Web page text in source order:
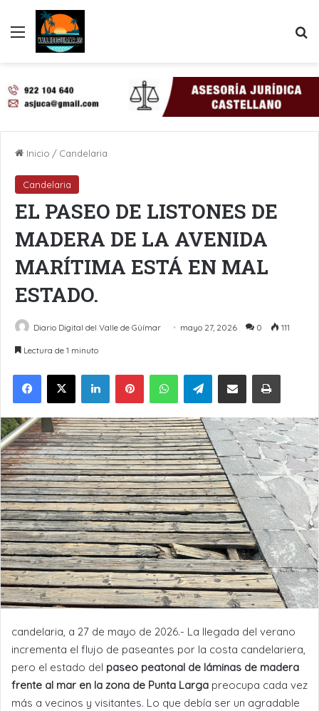
Menú
Inicio / Candelaria
Candelaria
EL PASEO DE LISTONES DE
MADERA DE LA AVENIDA
MARÍTIMA ESTÁ EN MAL
ESTADO.
Diario Digital del Valle de Güímar mayo 27, 2026 0 111
Lectura de 1 minuto
LinkedInPinterestWhatsAppTelegramCompartir por Email Imprimir
candelaria, a 27 de mayo de 2026.- La llegada del verano
incrementa el flujo de paseantes por la costa candelariera,
pero el estado del paseo peatonal de láminas de madera
frente al mar en la zona de Punta Larga preocupa cada vez
más a vecinos y visitantes. Lo que debía ser un agradable